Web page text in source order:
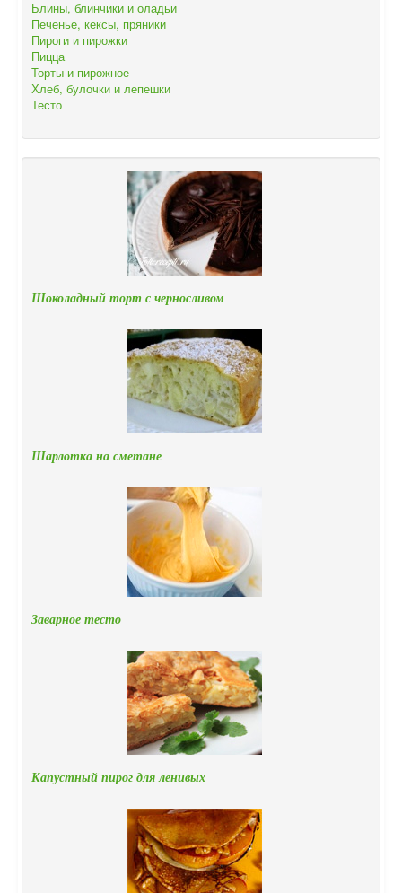
Блины, блинчики и оладьи
Печенье, кексы, пряники
Пироги и пирожки
Пицца
Торты и пирожное
Хлеб, булочки и лепешки
Тесто
Шоколадный торт с черносливом
Шарлотка на сметане
Заварное тесто
Капустный пирог для ленивых